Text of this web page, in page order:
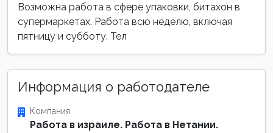
Возможна работа в сфере упаковки, битахон в
супермаркетах. Работа всю неделю, включая
пятницу и субботу. Тел
Информация о работодателе
Компания
Работа в израиле. Работа в Нетании.